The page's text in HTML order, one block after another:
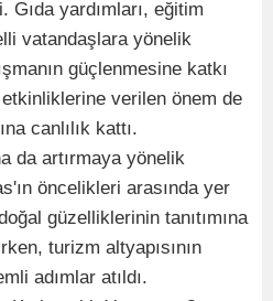
yardımları, eğitim
vatandaşlara yönelik
güçlenmesine katkı
verilen önem de
canlılık kattı.
da artırmaya yönelik
öncelikleri arasında yer
güzelliklerinin tanıtımına
turizm altyapısının
adımlar atıldı.